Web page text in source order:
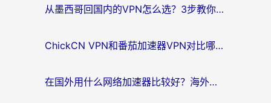
从墨西哥回国内的VPN怎么选？3步教你无缝刷剧、玩国服游戏
ChickCN VPN和番茄加速器VPN对比哪个回国效果更好？海外党亲测后的真实答案
在国外用什么网络加速器比较好？海外党亲测：从痛点到解决方案的全攻略